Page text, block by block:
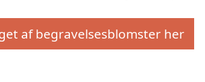
af begravelsesblomster her